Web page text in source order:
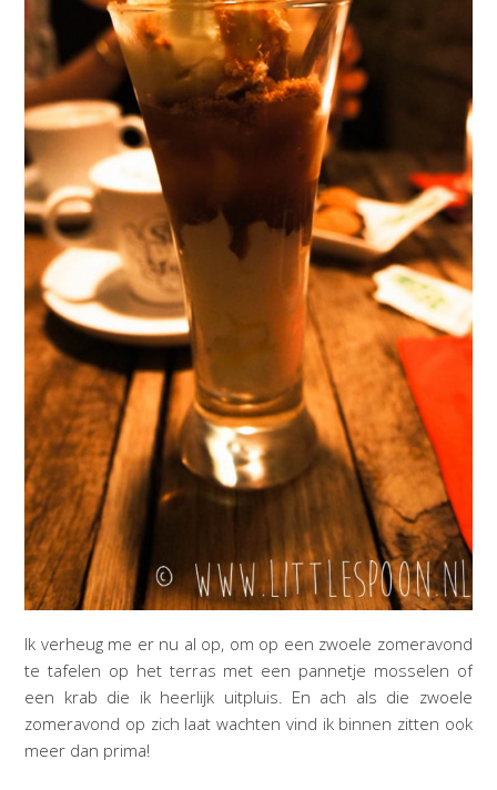
Ik verheug me er nu al op, om op een zwoele zomeravond
te tafelen op het terras met een pannetje mosselen of
een krab die ik heerlijk uitpluis. En ach als die zwoele
zomeravond op zich laat wachten vind ik binnen zitten ook
meer dan prima!